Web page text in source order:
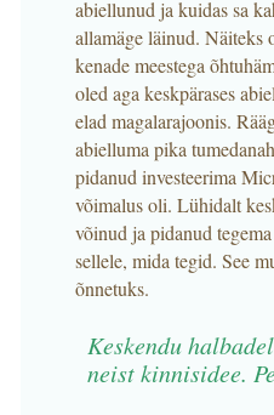
abiellunud ja kuidas sa
allamäge läinud. Näiteks
kenade meestega
oled aga keskpärases
elad magalarajoonis.
abielluma pika
pidanud investeerima
võimalus oli. Lühidalt
võinud ja pidanud
sellele, mida tegid. See
õnnetuks.
Keskendu
neist kinnisidee.